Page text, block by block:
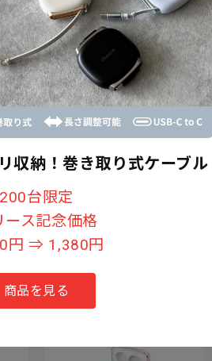
セール
Solido 10000mAh 準固体電池
セール価格
¥4,980 （内税）
通常価格
¥3,480（内税）
すべて見る
テゴリー
納！巻き取り式ケーブル
200台限定
ース記念価格
円 ⇒ 1,380円
商品を見る